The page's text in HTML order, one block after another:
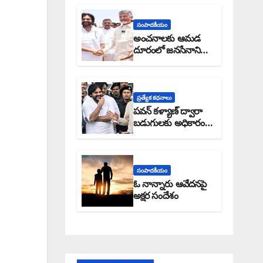
సంపాదకీయం
అంచనాలకు ఆమడ
దూరంలో జనసేనాని?:
అక్షర సందేశం
ప్రత్యేక కధనాలు
పవన్ కళ్యాణ్ ద్వారా
బడుగులకు అధికారం
ఎండమావేనా: అక్షర
సంపాదకీయం
ఓ నాన్నారు ఆవేదనపై
అక్షర సందేశం